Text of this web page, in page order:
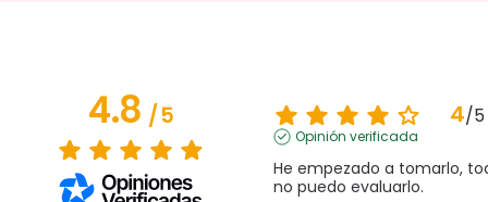
4.8/5 4/5
Opinión verificada
He empezado a tomarlo,
no puedo evaluarlo.